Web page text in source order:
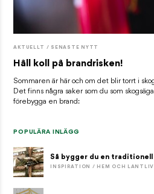
AKTUELLT / SENASTE NYTT
Håll koll på brandrisken!
Sommaren är här och om det blir torrt i
Det finns några saker som du som
förebygga en brand:
POPULÄRA INLÄGG
Så bygger du en traditionell
INSPIRATION / HEM OCH LANTLIV